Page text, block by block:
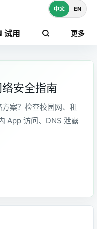
试用 更多
中文 EN
安全指南
案？检查校园网、租
App 访问、DNS 泄露